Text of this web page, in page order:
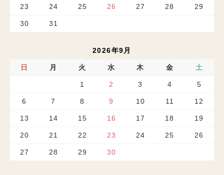
23 24 25 26 27 28 29
30 31
2026年9月
日 月 火 水 木 金 土
1 2 3 4 5
6 7 8 9 10 11 12
13 14 15 16 17 18 19
20 21 22 23 24 25 26
27 28 29 30